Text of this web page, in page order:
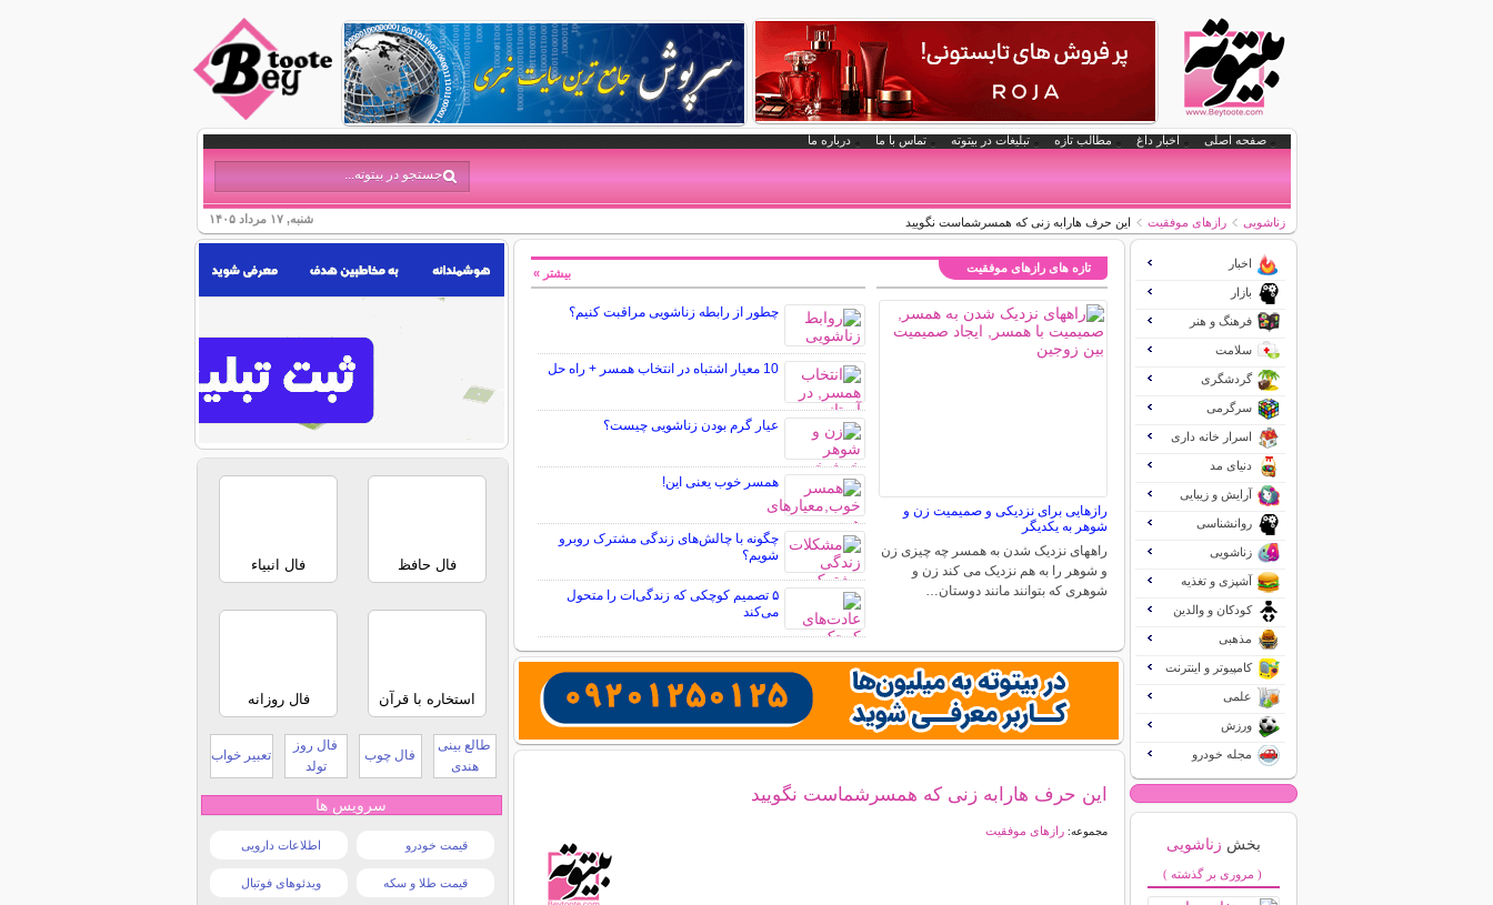
صفحه اصلی اخبار داغ مطالب تازه تبلیغات در بیتوته تماس با ما درباره ما
شنبه, ۱۷ مرداد ۱۴۰۵ زناشویی رازهای موفقیت این حرف هارابه زنی که همسرشماست نگویید
تازه های رازهای موفقیت
رازهایی برای نزدیکی و صمیمیت زن و
شوهر به یکدیگر
راههای نزدیک شدن به همسر چه چیزی زن
و شوهر را به هم نزدیک می کند زن و
شوهری که بتوانند مانند دوستان…
چطور از رابطه زناشویی مراقبت کنیم؟
10 معیار اشتباه در انتخاب همسر + راه حل
عیار گرم بودن زناشویی چیست؟
همسر خوب یعنی این!
چگونه با چالش‌های زندگی مشترک روبرو
شویم؟
۵ تصمیم کوچکی که زندگی‌ات را متحول
می‌کند
بیشتر »
این حرف هارابه زنی که همسرشماست نگویید
مجموعه:رازهای موفقیت
اخبار
بازار
فرهنگ و هنر
سلامت
گردشگری
سرگرمی
اسرار خانه داری
دنیای مد
آرایش و زیبایی
روانشناسی
زناشویی
آشپزی و تغذیه
کودکان و والدین
مذهبی
کامپیوتر و اینترنت
علمی
ورزش
مجله خودرو
بخش زناشویی
( مروری بر گذشته )
فال حافظ فال انبیاء
استخاره با قرآن فال روزانه
طالع بینی
هندی
فال چوب
فال روز
تولد
تعبیر خواب
سرویس ها
قیمت خودرو اطلاعات دارویی
قیمت طلا و سکه ویدئوهای فوتبال